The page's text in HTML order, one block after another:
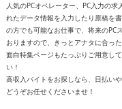
人気のPCオペレーター、PC入力の
れたデータ情報を入力したり原稿を
の方でも可能なお仕事で、将来のPC
おりますので、きっとアナタに合っ
面白特集ページもたっぷりご用意し
い！
高収入バイトをお探しなら、日払い
どうぞお任せくださいませ！